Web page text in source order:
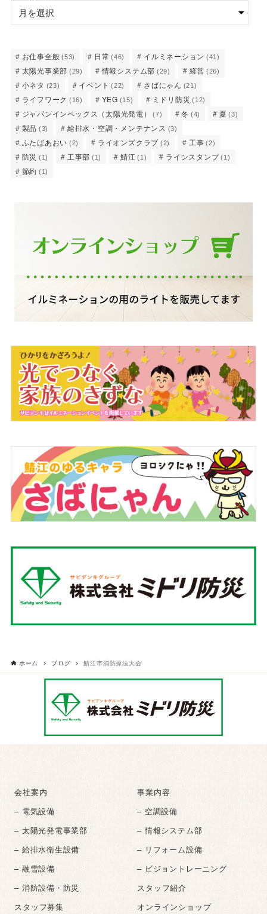
お仕事全般 (53) 日常 (46) イルミネーション (41)
太陽光事業部 (29) 情報システム部 (29) 経営 (26)
小ネタ (23) イベント (22) さばにゃん (21)
ライフワーク (16) YEG (15) ミドリ防災 (12)
ジャパンインペックス（太陽光発電） (7) 冬 (4) 夏 (3)
製品 (3) 給排水・空調・メンテナンス (3)
ふたばあおい (2) ライオンズクラブ (2) 工事 (2)
防災 (1) 工事部 (1) 鯖江 (1) ラインスタンプ (1)
節約 (1)
ホーム ブログ 鯖江市消防操法大会
会社案内
事業内容
– 電気設備
– 空調設備
– 太陽光発電事業部
– 情報システム部
– 給排水衛生設備
– リフォーム設備
– 融雪設備
– ビジョントレーニング
– 消防設備・防災
スタッフ紹介
スタッフ募集
オンラインショップ